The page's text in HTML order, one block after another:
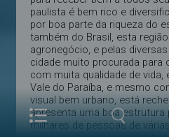
paulista é bem rico e
por boa parte da riqueza do
também do Brasil, esta
agronegócio, e pelas
cidade muito procurada para
com muita qualidade de vida,
Vale do Paraíba, e mesmo
visual bem urbano, está
apresenta uma boa
milhares de pessoas de